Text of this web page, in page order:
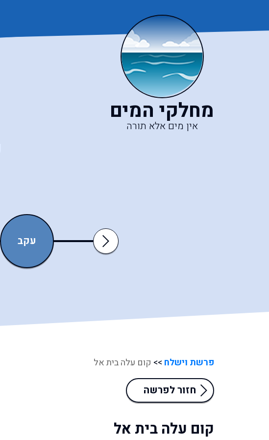
מחלקי המים
אין מים אלא תורה
עקב ואתחנן
Next
פרשת וישלח >> קום עלה בית אל
חזור לפרשה
קום עלה בית אל